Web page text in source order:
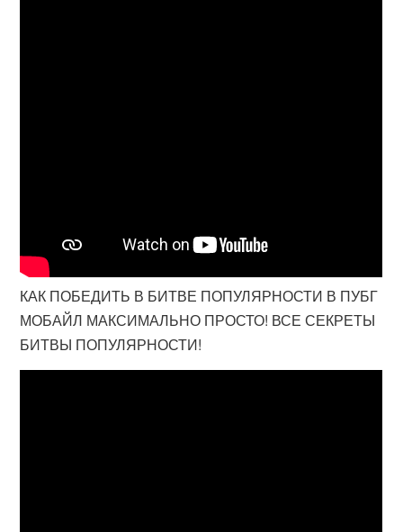
КАК ПОБЕДИТЬ В БИТВЕ ПОПУЛЯРНОСТИ В ПУБГ
МОБАЙЛ МАКСИМАЛЬНО ПРОСТО! ВСЕ СЕКРЕТЫ
БИТВЫ ПОПУЛЯРНОСТИ!